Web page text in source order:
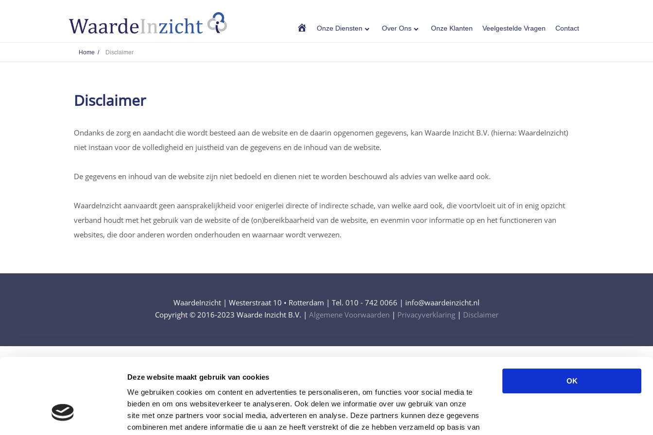
Deze website maakt gebruik van cookies
We gebruiken cookies om content en advertenties te personaliseren, om functies voor social media te
bieden en om ons websiteverkeer te analyseren. Ook delen we informatie over uw gebruik van onze
site met onze partners voor social media, adverteren en analyse. Deze partners kunnen deze gegevens
combineren met andere informatie die u aan ze heeft verstrekt of die ze hebben verzameld op basis van
OK
HomeOnze Diensten Over Ons Onze Klanten Veelgestelde Vragen Contact
Home / Disclaimer
Disclaimer
Ondanks de zorg en aandacht die wordt besteed aan de website en de daarin opgenomen gegevens, kan Waarde Inzicht B.V. (hierna: WaardeInzicht)
niet instaan voor de volledigheid en juistheid van de gegevens en de inhoud van de website.
De gegevens en inhoud van de website zijn niet bedoeld en dienen niet te worden beschouwd als advies van welke aard ook.
WaardeInzicht aanvaardt geen aansprakelijkheid voor enigerlei directe of indirecte schade, van welke aard ook, die voortvloeit uit of in enig opzicht
verband houdt met het gebruik van de website of de (on)bereikbaarheid van de website, en evenmin voor informatie op en het functioneren van
websites, die door anderen worden onderhouden en waarnaar wordt verwezen.
WaardeInzicht | Westerstraat 10 • Rotterdam | Tel. 010 - 742 0066 | info@waardeinzicht.nl
Copyright © 2016-2023 Waarde Inzicht B.V. | Algemene Voorwaarden | Privacyverklaring| Disclaimer